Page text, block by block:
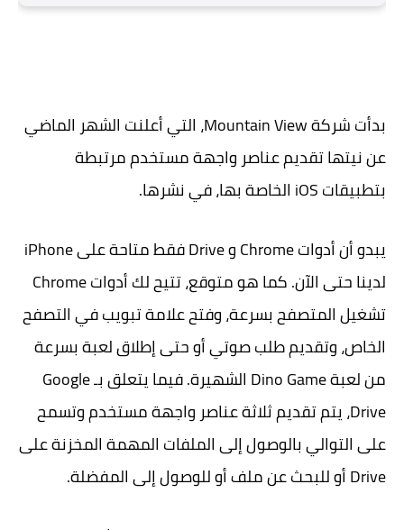
بدأت شركة Mountain View، التي أعلنت الشهر الماضي
عن نيتها تقديم عناصر واجهة مستخدم مرتبطة
بتطبيقات iOS الخاصة بها، في نشرها.
يبدو أن أدوات Chrome و Drive فقط متاحة على iPhone
لدينا حتى الآن. كما هو متوقع، تتيح لك أدوات Chrome
تشغيل المتصفح بسرعة، وفتح علامة تبويب في التصفح
الخاص، وتقديم طلب صوتي أو حتى إطلاق لعبة بسرعة
من لعبة Dino Game الشهيرة. فيما يتعلق بـ Google
Drive، يتم تقديم ثلاثة عناصر واجهة مستخدم وتسمح
على التوالي بالوصول إلى الملفات المهمة المخزنة على
Drive أو للبحث عن ملف أو للوصول إلى المفضلة.